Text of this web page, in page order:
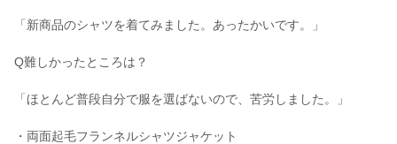
「新商品のシャツを着てみました。あったかいです。」
Q難しかったところは？
「ほとんど普段自分で服を選ばないので、苦労しました。」
・両面起毛フランネルシャツジャケット